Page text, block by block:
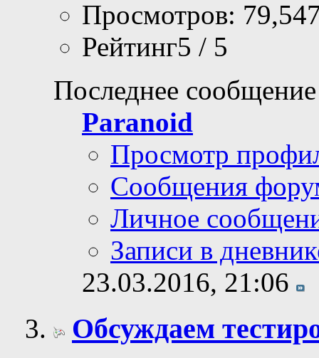
Просмотров:
Рейтинг5 / 5
Последнее
Paranoid
Просмотр
Сообщения
Личное
Записи в
23.03.2016, 21:06
Обсуждаем